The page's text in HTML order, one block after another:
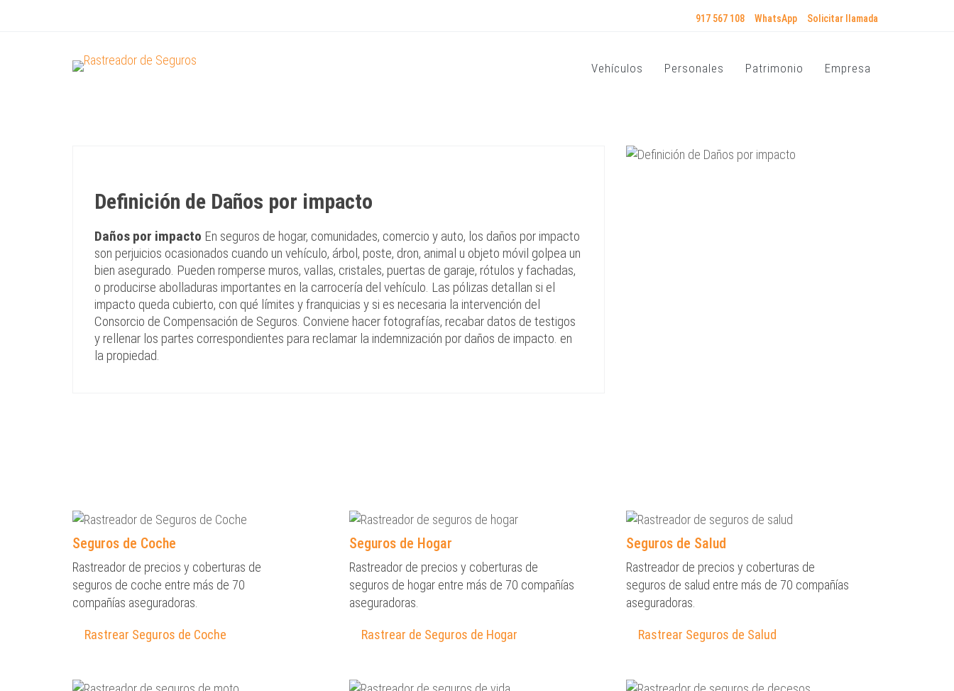
917 567 108 WhatsApp Solicitar llamada
Vehículos Personales Patrimonio Empresa
Definición de Daños por impacto
Daños por impacto En seguros de hogar, comunidades, comercio y auto, los daños por impacto
son perjuicios ocasionados cuando un vehículo, árbol, poste, dron, animal u objeto móvil golpea un
bien asegurado. Pueden romperse muros, vallas, cristales, puertas de garaje, rótulos y fachadas,
o producirse abolladuras importantes en la carrocería del vehículo. Las pólizas detallan si el
impacto queda cubierto, con qué límites y franquicias y si es necesaria la intervención del
Consorcio de Compensación de Seguros. Conviene hacer fotografías, recabar datos de testigos
y rellenar los partes correspondientes para reclamar la indemnización por daños de impacto. en
la propiedad.
Seguros de Coche
Rastreador de precios y coberturas de
seguros de coche entre más de 70
compañías aseguradoras.
Rastrear Seguros de Coche
Seguros de Hogar
Rastreador de precios y coberturas de
seguros de hogar entre más de 70 compañías
aseguradoras.
Rastrear de Seguros de Hogar
Seguros de Salud
Rastreador de precios y coberturas de
seguros de salud entre más de 70 compañías
aseguradoras.
Rastrear Seguros de Salud